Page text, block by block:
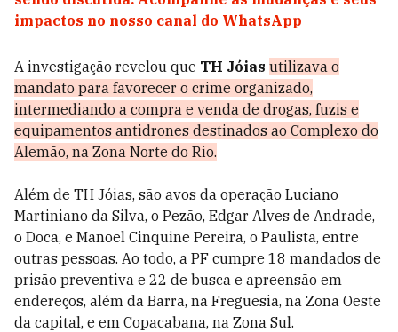
impactos no nosso canal do WhatsApp
A investigação revelou que TH Jóias utilizava o
mandato para favorecer o crime organizado,
intermediando a compra e venda de drogas, fuzis e
equipamentos antidrones destinados ao Complexo do
Alemão, na Zona Norte do Rio.
Além de TH Jóias, são avos da operação Luciano
Martiniano da Silva, o Pezão, Edgar Alves de Andrade,
o Doca, e Manoel Cinquine Pereira, o Paulista, entre
outras pessoas. Ao todo, a PF cumpre 18 mandados de
prisão preventiva e 22 de busca e apreensão em
endereços, além da Barra, na Freguesia, na Zona Oeste
da capital, e em Copacabana, na Zona Sul.